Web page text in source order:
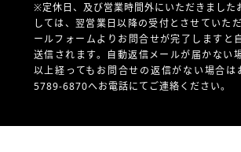
※定休日、及び営業時間外にいただきました
しては、翌営業日以降の受付とさせていた
ールフォームよりお問合せが完了しますと
送信されます。自動返信メールが届かない
以上経ってもお問合せの返信がない場合
5789-6870へお電話にてご連絡ください。